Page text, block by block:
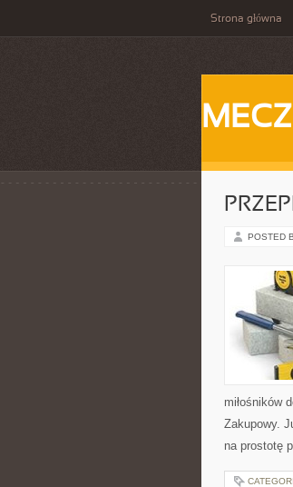
Strona główna
MECZ
POSTED
miłośników
Zakupowy.
na prostotę